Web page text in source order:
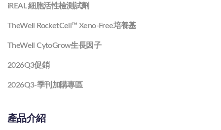
iREAL 細胞活性檢測試劑
TheWell RocketCell™ Xeno-Free培養基
TheWell CytoGrow生長因子
2026Q3促銷
2026Q3-季刊加購專區
產品介紹